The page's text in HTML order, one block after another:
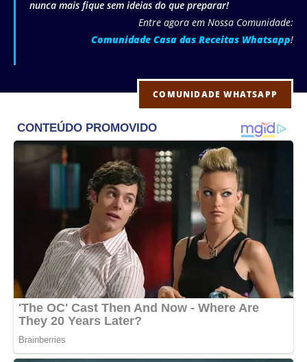
nunca mais fique sem ideias do que preparar!
Entre agora em Nossa Comunidade:
Comunidade Casa das Receitas Whatsapp!
COMUNIDADE WHATSAPP